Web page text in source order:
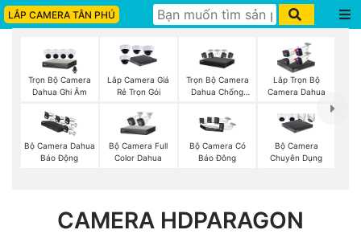
LẮP CAMERA TÂN PHÚ
Trọn Bộ Camera
Dahua Ghi Âm
Lắp Camera Giá
Rẻ Trọn Gói
Trọn Bộ Camera
Dahua Chống
Lắp Trọn Bộ
Camera Dahua
Bộ Camera Dahua
Báo Động
Bộ Camera Full
Color Dahua
Bộ Camera Có
Báo Đông
Bộ Camera
Chuyên Dụng
CAMERA HDPARAGON